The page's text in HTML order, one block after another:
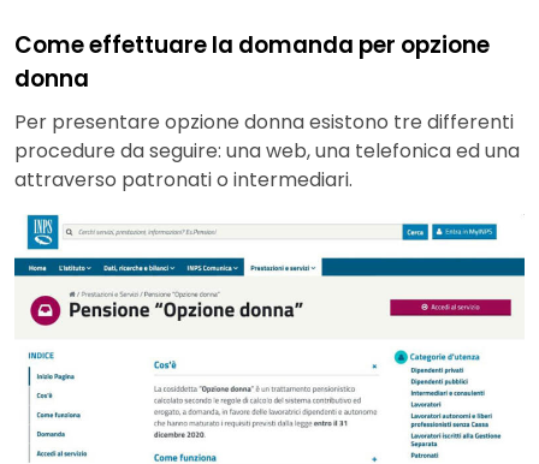
Come effettuare la domanda per opzione
donna
Per presentare opzione donna esistono tre differenti
procedure da seguire: una web, una telefonica ed una
attraverso patronati o intermediari.